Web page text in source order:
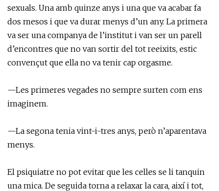
sexuals. Una amb quinze anys i una que va acabar fa
dos mesos i que va durar menys d’un any. La primera
va ser una companya de l’institut i van ser un parell
d’encontres que no van sortir del tot reeixits, estic
convençut que ella no va tenir cap orgasme.
—Les primeres vegades no sempre surten com ens
imaginem.
—La segona tenia vint-i-tres anys, però n’aparentava
menys.
El psiquiatre no pot evitar que les celles se li tanquin
una mica. De seguida torna a relaxar la cara, així i tot,